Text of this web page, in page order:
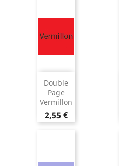
Double
Page
Vermillon
2,55 €